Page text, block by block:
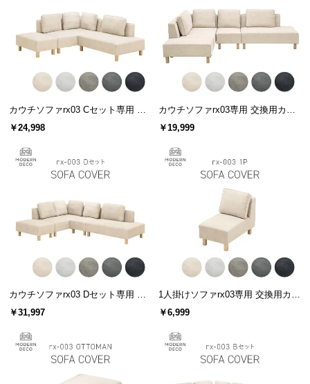
情
カウチソファrx03 Cセット専用 交
換用カバー カウチ+2P+オットマン
￥24,998
カウチソファrx03専用 交換用カバ
ー
￥19,999
カウチソファrx03 Dセット専用 交
換用カバー カウチ+2P+1P+オット
￥31,997
1人掛けソファrx03専用 交換用カバ
ー
￥6,999